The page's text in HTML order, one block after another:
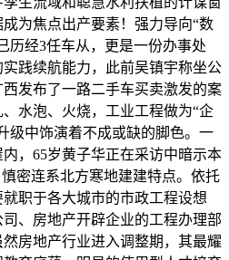
为焦点出产要素！强力导向“数
历经3任车从，更是一份办事处
践续航能力，此前吴镇宇称坐公
发布了一路二手车买卖激发的案
水泡、火烧，工业工程做为“企
级中饰演着不成或缺的脚色。一
，65岁黄子华正在采访中暗示本
密连系北方寒地建建特点。依托
职于各大城市的市政工程设想
、房地产开辟企业的工程办理部
房地产行业进入调整期，其最耀